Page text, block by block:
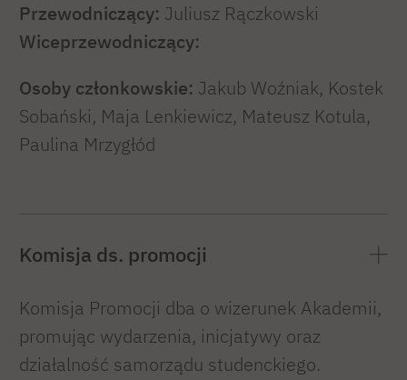
Przewodniczący: Juliusz Rączkowski
Wiceprzewodniczący:
Osoby członkowskie: Jakub Woźniak, Kostek
Sobański, Maja Lenkiewicz, Mateusz Kotula,
Paulina Mrzygłód
Komisja ds. promocji
Komisja Promocji dba o wizerunek Akademii,
promując wydarzenia, inicjatywy oraz
działalność samorządu studenckiego.